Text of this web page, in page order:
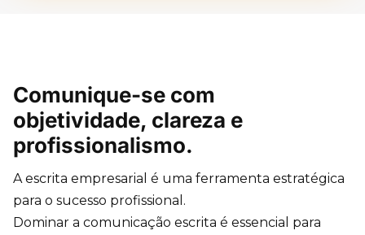
Comunique-se com
objetividade, clareza e
profissionalismo.
A escrita empresarial é uma ferramenta estratégica
para o sucesso profissional.
Dominar a comunicação escrita é essencial para